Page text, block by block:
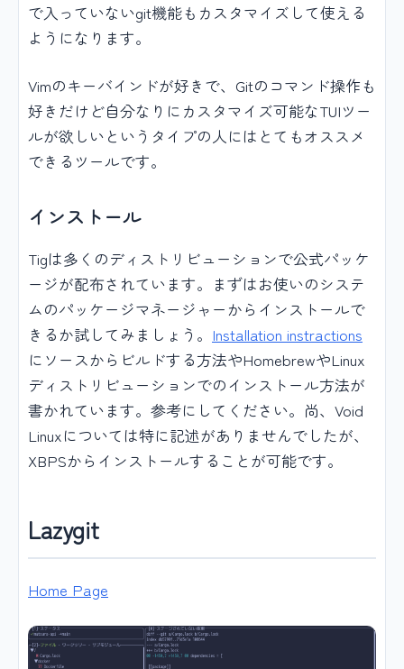
で入っていないgit機能もカスタマイズして使える
ようになります。
Vimのキーバインドが好きで、Gitのコマンド操作も
好きだけど自分なりにカスタマイズ可能なTUIツー
ルが欲しいというタイプの人にはとてもオススメ
できるツールです。
インストール
Tigは多くのディストリビューションで公式パッケ
ージが配布されています。まずはお使いのシステ
ムのパッケージマネージャーからインストールで
きるか試してみましょう。 Installation instractions
にソースからビルドする方法やHomebrewやLinux
ディストリビューションでのインストール方法が
書かれています。参考にしてください。尚、Void
Linuxについては特に記述がありませんでしたが、
XBPSからインストールすることが可能です。
Lazygit
Home Page